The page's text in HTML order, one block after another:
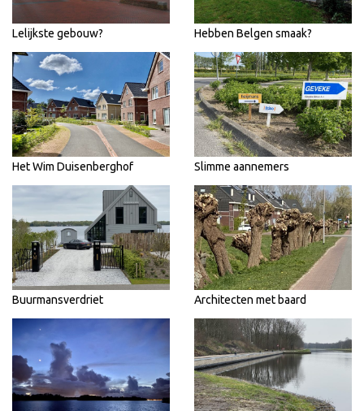
Lelijkste gebouw? Hebben Belgen smaak?
Het Wim Duisenberghof Slimme aannemers
Buurmansverdriet Architecten met baard